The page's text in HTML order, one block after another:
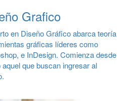
Grafico
en Diseño Gráfico abarca teoría
gráficas líderes como
e InDesign. Comienza desde
que buscan ingresar al